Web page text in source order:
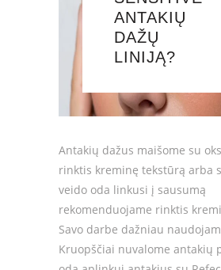
ANTAKIŲ
DAŽŲ
LINIJĄ?
Antakių dažus maišome su
rinktis kreminę tekstūrą arba
veido oda linkusi į sausumą
rekomenduojame rinktis
Savo darbe dažniau
Kruopščiai nuvalome antakių